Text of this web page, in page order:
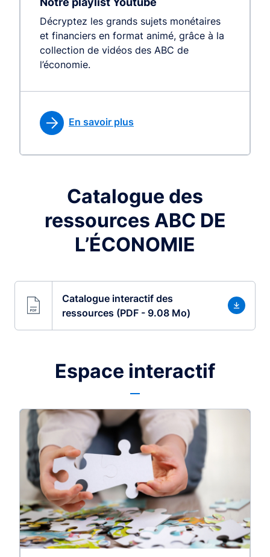
Décryptez les grands sujets monétaires
et financiers en format animé, grâce à la
collection de vidéos des ABC de
l’économie.
En savoir plus
Catalogue des
ressources ABC DE
L’ÉCONOMIE
Catalogue interactif des
ressources (PDF - 9.08 Mo)
Espace interactif